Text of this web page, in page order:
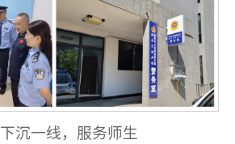
下沉一线，服务师生